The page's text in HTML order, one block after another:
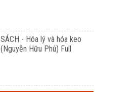
SÁCH - Hóa lý và hóa keo
(Nguyễn Hữu Phú) Full